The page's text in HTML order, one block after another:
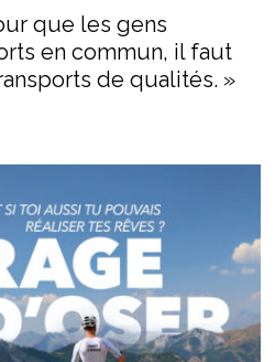
que les gens
en commun, il faut
de qualités. »